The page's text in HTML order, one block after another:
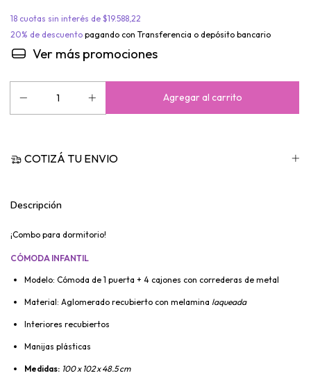
18 cuotas sin interés de $19.588,22
20% de descuento pagando con Transferencia o depósito bancario
Descripción
¡Combo para dormitorio!
CÓMODA INFANTIL
Modelo: Cómoda de 1 puerta + 4 cajones con correderas de metal
Material: Aglomerado recubierto con melamina laqueada
Interiores recubiertos
Manijas plásticas
Medidas: 100 x 102 x 48.5 cm